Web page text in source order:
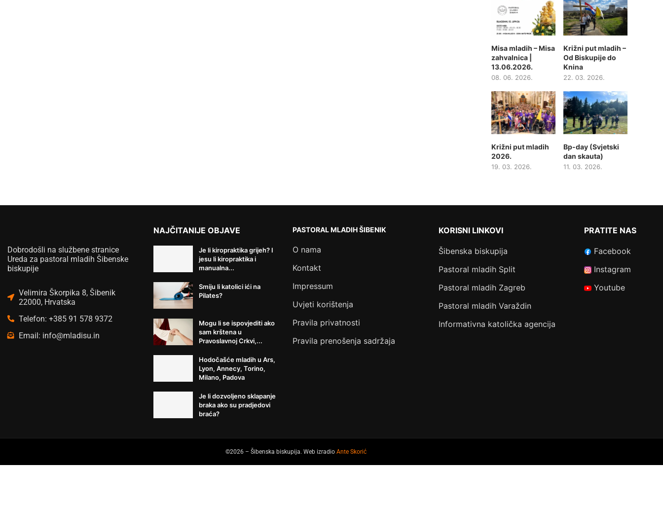
Misa mladih – Misa
zahvalnica |
13.06.2026.
08. 06. 2026.
Križni put mladih –
Od Biskupije do
Knina
22. 03. 2026.
Križni put mladih
2026.
19. 03. 2026.
Bp-day (Svjetski
dan skauta)
11. 03. 2026.
Dobrodošli na službene stranice
Ureda za pastoral mladih Šibenske
biskupije
Velimira Škorpika 8, Šibenik
22000, Hrvatska
Telefon: +385 91 578 9372
Email: info@mladisu.in
NAJČITANIJE OBJAVE
Je li kiropraktika grijeh? I
jesu li kiropraktika i
manualna...
Smiju li katolici ići na
Pilates?
Mogu li se ispovjediti ako
sam krštena u
Pravoslavnoj Crkvi,...
Hodočašće mladih u Ars,
Lyon, Annecy, Torino,
Milano, Padova
Je li dozvoljeno sklapanje
braka ako su pradjedovi
braća?
PASTORAL MLADIH ŠIBENIK
O nama
Kontakt
Impressum
Uvjeti korištenja
Pravila privatnosti
Pravila prenošenja sadržaja
KORISNI LINKOVI
Šibenska biskupija
Pastoral mladih Split
Pastoral mladih Zagreb
Pastoral mladih Varaždin
Informativna katolička agencija
PRATITE NAS
Facebook
Instagram
Youtube
©2026 – Šibenska biskupija. Web izradio Ante Skorić